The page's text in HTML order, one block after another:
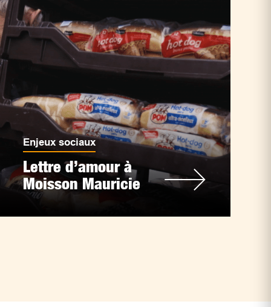
Enjeux sociaux
Lettre d’amour à
Moisson Mauricie